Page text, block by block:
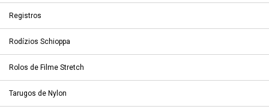
Registros
Rodízios Schioppa
Rolos de Filme Stretch
Tarugos de Nylon